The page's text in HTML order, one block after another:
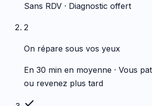
Sans RDV · Diagnostic offert
2
On répare sous vos yeux
En 30 min en moyenne · Vous
ou revenez plus tard